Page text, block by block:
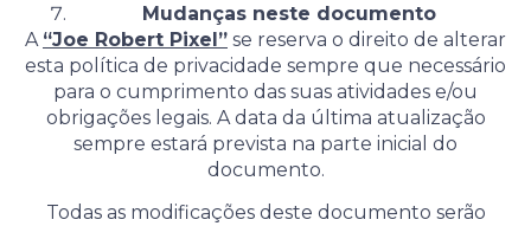
Mudanças neste documento
A “Joe Robert Pixel” se reserva o direito de alterar
esta política de privacidade sempre que necessário
para o cumprimento das suas atividades e/ou
obrigações legais. A data da última atualização
sempre estará prevista na parte inicial do
documento.
Todas as modificações deste documento serão